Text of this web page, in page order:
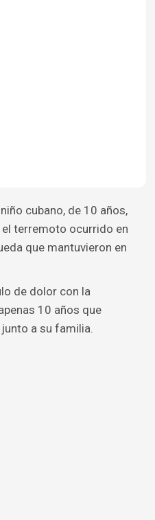
cubano, de 10 años,
terremoto ocurrido en
que mantuvieron en
de dolor con la
10 años que
a su familia.